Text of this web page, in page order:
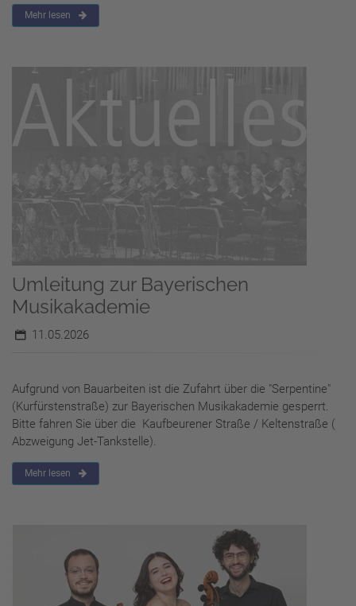
Mehr lesen
Umleitung zur Bayerischen
Musikakademie
11.05.2026
Aufgrund von Bauarbeiten ist die Zufahrt über die "Serpentine"
(Kurfürstenstraße) zur Bayerischen Musikakademie gesperrt.
Bitte fahren Sie über die Kaufbeurener Straße / Keltenstraße (
Abzweigung Jet-Tankstelle).
Mehr lesen